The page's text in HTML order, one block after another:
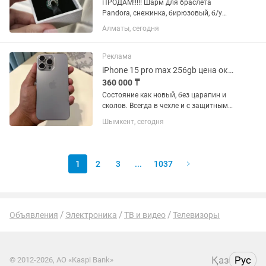
ПРОДАМ!!!!! Шарм для браслета
Pandora, снежинка, бирюзовый, б/у
Красивый шарм для браслета в стиле
зимней снежинки с нежной бирюзовой
очень красиво на браслете....
Алматы, сегодня
Реклама
iPhone 15 pro max 256gb цена окончательная
360 000 ₸
Состояние как новый, без царапин и
сколов. Всегда в чехле и с защитным
работает идеально. 256 ГБ Natural
Шымкент, сегодня
1 2 3 ... 1037
Объявления Электроника ТВ и видео Телевизоры
© 2012-2026, АО «Kaspi Bank» Қаз Рус